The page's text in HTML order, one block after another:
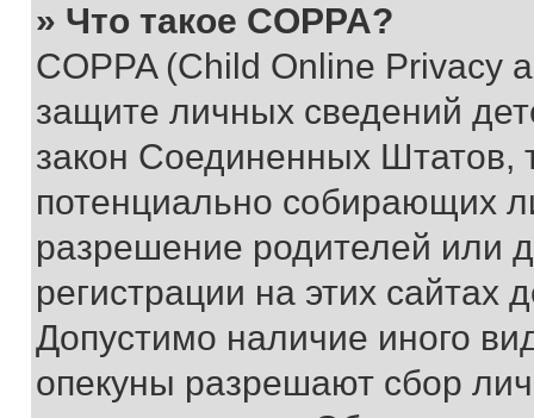
» Что такое COPPA?
COPPA (Child Online Privacy
защите личных сведений
закон Соединенных Штатов,
потенциально собирающих
разрешение родителей или
регистрации на этих сайтах
Допустимо наличие иного
опекуны разрешают сбор